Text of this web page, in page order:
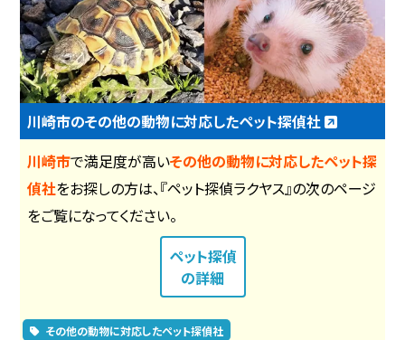
川崎市のその他の動物に対応したペット探偵社
川崎市で満足度が高いその他の動物に対応したペット探
偵社をお探しの方は、『ペット探偵ラクヤス』の次のページ
をご覧になってください。
ペット探偵
の詳細
その他の動物に対応したペット探偵社